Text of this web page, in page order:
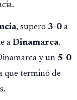
, supero 3-0 a
a Dinamarca.
y un 5-0
que terminó de